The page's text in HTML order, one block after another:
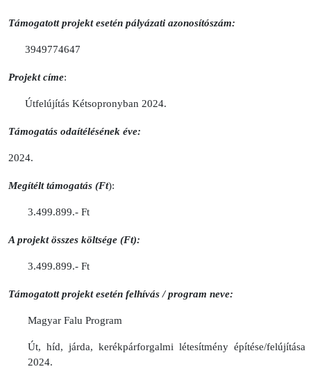
Támogatott projekt esetén pályázati azonosítószám:
3949774647
Projekt címe:
Útfelújítás Kétsopronyban 2024.
Támogatás odaítélésének éve:
2024.
Megítélt támogatás (Ft):
3.499.899.- Ft
A projekt összes költsége (Ft):
3.499.899.- Ft
Támogatott projekt esetén felhívás / program neve:
Magyar Falu Program
Út, híd, járda, kerékpárforgalmi létesítmény építése/felújítása
2024.